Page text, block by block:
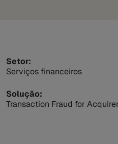
Setor:
Serviços financeiros
Solução:
Transaction Fraud for